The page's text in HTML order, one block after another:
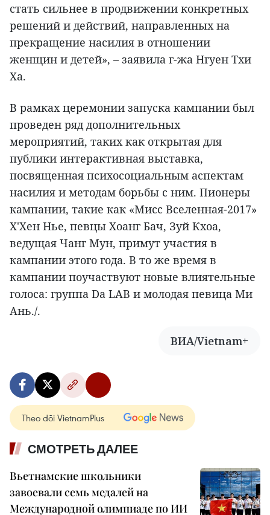
стать сильнее в продвижении конкретных
решений и действий, направленных на
прекращение насилия в отношении
женщин и детей», – заявила г-жа Нгуен Тхи
Ха.
В рамках церемонии запуска кампании был
проведен ряд дополнительных
мероприятий, таких как открытая для
публики интерактивная выставка,
посвященная психосоциальным аспектам
насилия и методам борьбы с ним. Пионеры
кампании, такие как «Мисс Вселенная-2017»
Х'Хен Нье, певцы Хоанг Бач, Зуй Кхоа,
ведущая Чанг Мун, примут участия в
кампании этого года. В то же время в
кампании поучаствуют новые влиятельные
голоса: группа Da LAB и молодая певица Ми
Ань./.
ВИА/Vietnam+
Theo dõi VietnamPlus
СМОТРЕТЬ ДАЛЕЕ
Вьетнамские школьники
завоевали семь медалей на
Международной олимпиаде по ИИ